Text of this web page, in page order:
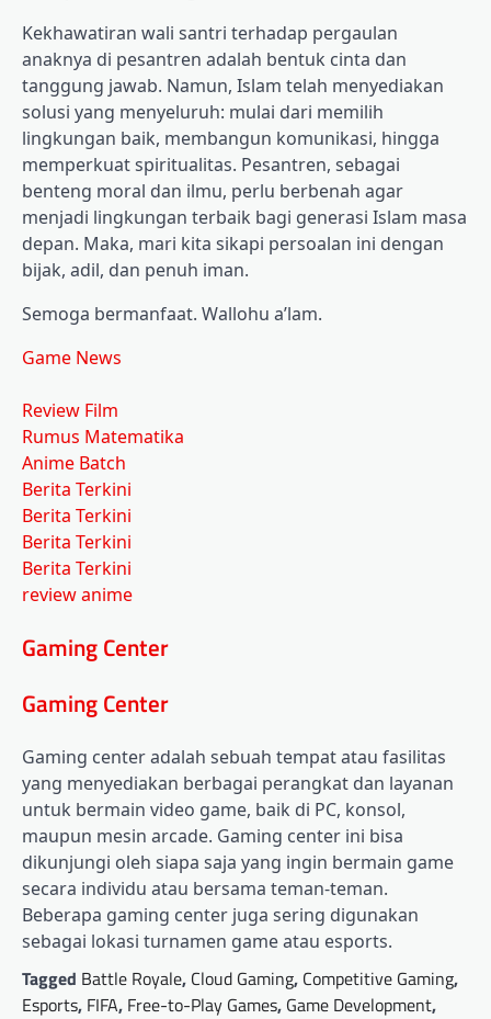
Kekhawatiran wali santri terhadap pergaulan
anaknya di pesantren adalah bentuk cinta dan
tanggung jawab. Namun, Islam telah menyediakan
solusi yang menyeluruh: mulai dari memilih
lingkungan baik, membangun komunikasi, hingga
memperkuat spiritualitas. Pesantren, sebagai
benteng moral dan ilmu, perlu berbenah agar
menjadi lingkungan terbaik bagi generasi Islam masa
depan. Maka, mari kita sikapi persoalan ini dengan
bijak, adil, dan penuh iman.
Semoga bermanfaat. Wallohu a’lam.
Game News
Review Film
Rumus Matematika
Anime Batch
Berita Terkini
Berita Terkini
Berita Terkini
Berita Terkini
review anime
Gaming Center
Gaming Center
Gaming center adalah sebuah tempat atau fasilitas
yang menyediakan berbagai perangkat dan layanan
untuk bermain video game, baik di PC, konsol,
maupun mesin arcade. Gaming center ini bisa
dikunjungi oleh siapa saja yang ingin bermain game
secara individu atau bersama teman-teman.
Beberapa gaming center juga sering digunakan
sebagai lokasi turnamen game atau esports.
Tagged Battle Royale, Cloud Gaming, Competitive Gaming,
Esports, FIFA, Free-to-Play Games, Game Development,